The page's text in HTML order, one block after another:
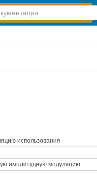
использования
амплитудную модуляцию